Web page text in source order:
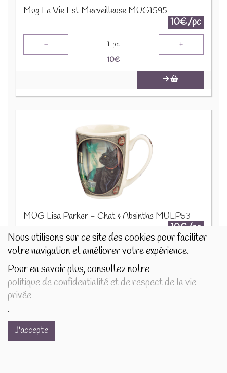
Nous utilisons sur ce site des cookies pour faciliter
votre navigation et améliorer votre expérience.
Pour en savoir plus, consultez notre
politique de confidentialité et de respect de la vie
privée
.
J'accepte
Mug La Vie Est Merveilleuse MUG1595
10€/pc
- 1 pc +
10€
MUG Lisa Parker - Chat & Absinthe MULP53
10€/pc
- 1 pc +
10€